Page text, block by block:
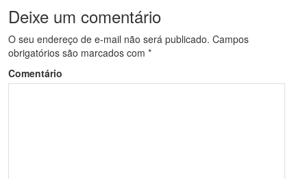
Deixe um comentário
O seu endereço de e-mail não será publicado. Campos
obrigatórios são marcados com *
Comentário